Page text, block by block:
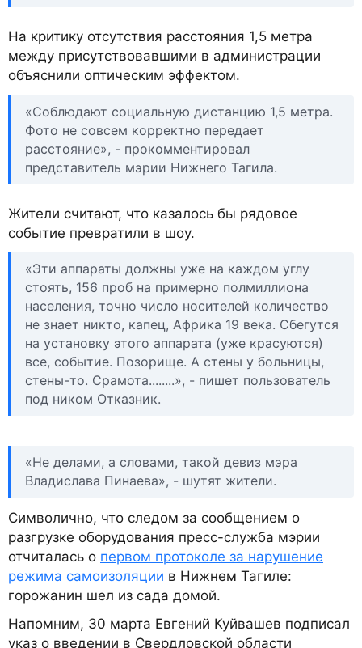
На критику отсутствия расстояния 1,5 метра
между присутствовавшими в администрации
объяснили оптическим эффектом.
«Соблюдают социальную дистанцию 1,5 метра.
Фото не совсем корректно передает
расстояние», - прокомментировал
представитель мэрии Нижнего Тагила.
Жители считают, что казалось бы рядовое
событие превратили в шоу.
«Эти аппараты должны уже на каждом углу
стоять, 156 проб на примерно полмиллиона
населения, точно число носителей количество
не знает никто, капец, Африка 19 века. Сбегутся
на установку этого аппарата (уже красуются)
все, событие. Позорище. А стены у больницы,
стены-то. Срамота........», - пишет пользователь
под ником Отказник.
«Не делами, а словами, такой девиз мэра
Владислава Пинаева», - шутят жители.
Символично, что следом за сообщением о
разгрузке оборудования пресс-служба мэрии
отчиталась о первом протоколе за нарушение
режима самоизоляции в Нижнем Тагиле:
горожанин шел из сада домой.
Напомним, 30 марта Евгений Куйвашев подписал
указ о введении в Свердловской области